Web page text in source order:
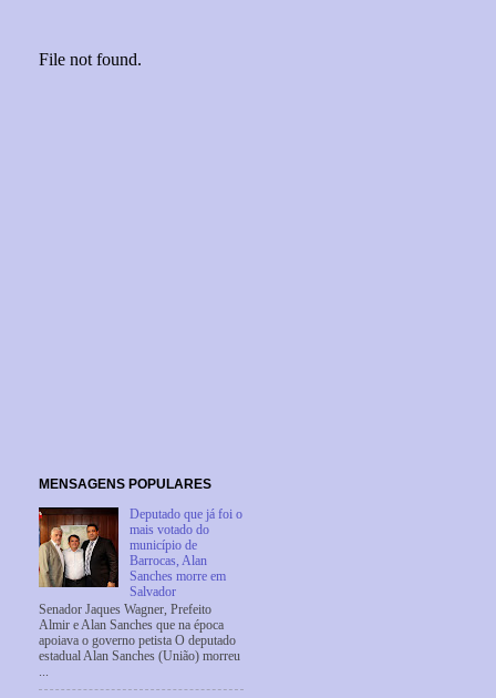
MENSAGENS POPULARES
Deputado que já foi o
mais votado do
município de
Barrocas, Alan
Sanches morre em
Salvador
Senador Jaques Wagner, Prefeito
Almir e Alan Sanches que na época
apoiava o governo petista O deputado
estadual Alan Sanches (União) morreu
...